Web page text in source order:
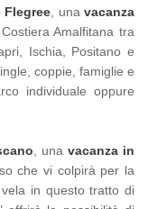
Flegree , una vacanza
Amalfitana tra
Ischia, Positano e
coppie, famiglie e
individuale oppure
, una vacanza in
che vi colpirà per la
in questo tratto di